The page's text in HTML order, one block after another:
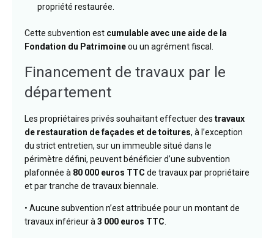
propriété restaurée.
Cette subvention est cumulable avec une aide de la
Fondation du Patrimoineou un agrément fiscal.
Financement de travaux par le
département
Les propriétaires privés souhaitant effectuer des travaux
de restauration de façades et de toitures, à l’exception
du strict entretien, sur un immeuble situé dans le
périmètre défini, peuvent bénéficier d’une subvention
plafonnée à 80 000 euros TTC de travaux par propriétaire
et par tranche de travaux biennale.
• Aucune subvention n’est attribuée pour un montant de
travaux inférieur à 3 000 euros TTC